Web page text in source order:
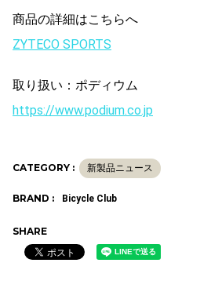
商品の詳細はこちらへ
ZYTECO SPORTS
取り扱い：ポディウム
https://www.podium.co.jp
CATEGORY : 新製品ニュース
BRAND : Bicycle Club
SHARE